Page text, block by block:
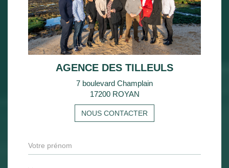
AGENCE DES TILLEULS
7 boulevard Champlain
17200 ROYAN
NOUS CONTACTER